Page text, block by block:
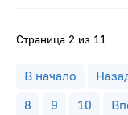
Страница 2 из 11
В начало
8
9 10